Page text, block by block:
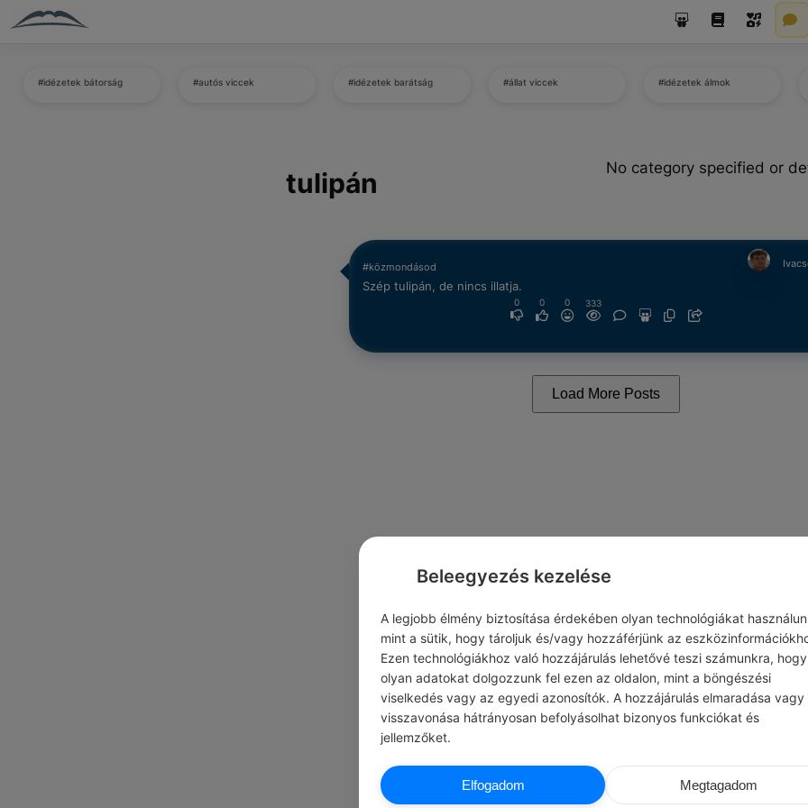
#idézetek bátorság #autós viccek #idézetek barátság #állat viccek #idézetek álmok
tulipán No category specified or
#közmondásod
Szép tulipán, de nincs illatja.
0 0 0 333
Load More Posts
Beleegyezés kezelése
A legjobb élmény biztosítása érdekében olyan technológiákat
mint a sütik, hogy tároljuk és/vagy hozzáférjünk az
Ezen technológiákhoz való hozzájárulás lehetővé teszi számunkra, hogy
olyan adatokat dolgozzunk fel ezen az oldalon, mint a böngészési
viselkedés vagy az egyedi azonosítók. A hozzájárulás elmaradása vagy
visszavonása hátrányosan befolyásolhat bizonyos funkciókat és
jellemzőket.
Elfogadom Megtagadom